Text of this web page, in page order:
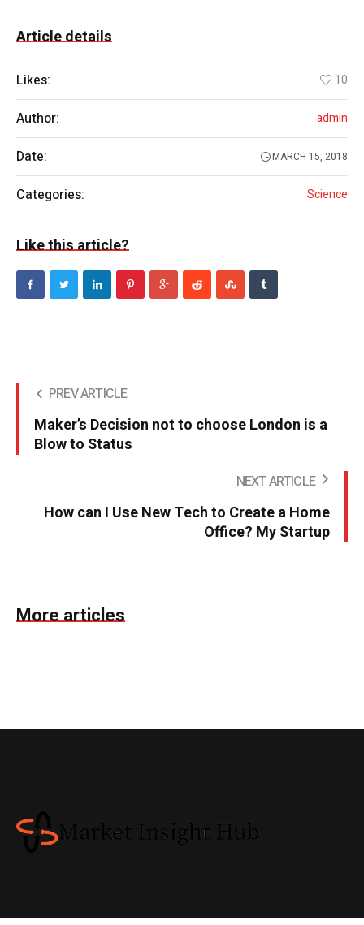
Article details
Likes: 10
Author: admin
Date: MARCH 15, 2018
Categories: Science
Like this article?
PREV ARTICLE
Maker’s Decision not to choose London is a
Blow to Status
NEXT ARTICLE
How can I Use New Tech to Create a Home
Office? My Startup
More articles